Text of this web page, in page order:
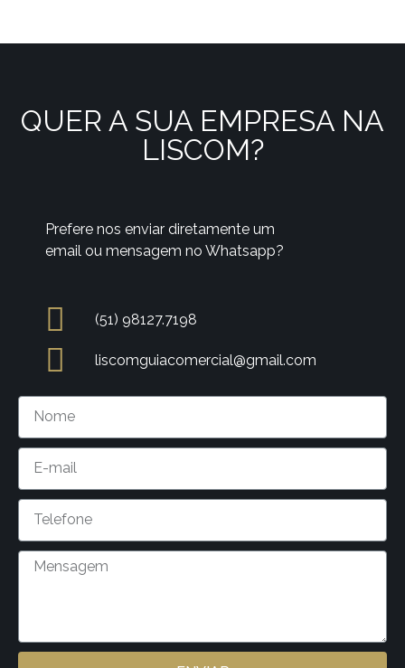
QUER A SUA EMPRESA NA
LISCOM?
Prefere nos enviar diretamente um
email ou mensagem no Whatsapp?
(51) 98127.7198
liscomguiacomercial@gmail.com